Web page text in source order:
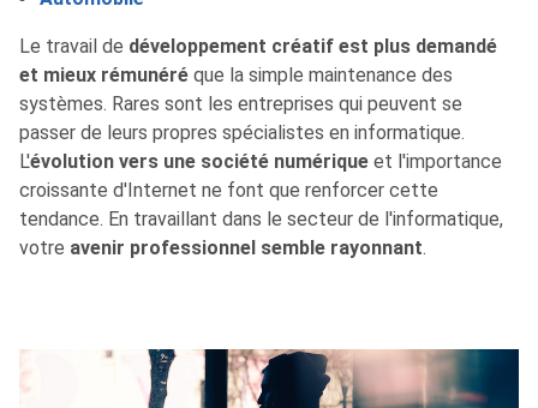
Le travail de développement créatif est plus demandé
et mieux rémunéré que la simple maintenance des
systèmes. Rares sont les entreprises qui peuvent se
passer de leurs propres spécialistes en informatique.
L'évolution vers une société numérique et l'importance
croissante d'Internet ne font que renforcer cette
tendance. En travaillant dans le secteur de l'informatique,
votre avenir professionnel semble rayonnant.